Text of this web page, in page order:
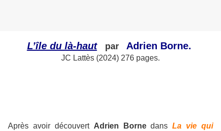
L’île du là-haut par Adrien Borne.
JC Lattès (2024) 276 pages.
Après avoir découvert Adrien BornedansLa vie qui